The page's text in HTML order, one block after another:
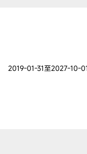
2019-01-31至2027-10-